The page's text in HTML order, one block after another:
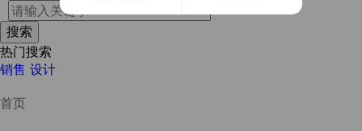
热门搜索
销售 设计
首页